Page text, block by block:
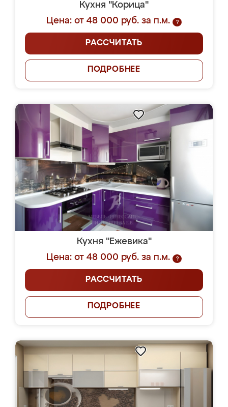
Кухня "Корица"
Цена: от 48 000 руб. за п.м.
?
РАССЧИТАТЬ
ПОДРОБНЕЕ
Кухня "Ежевика"
Цена: от 48 000 руб. за п.м.
?
РАССЧИТАТЬ
ПОДРОБНЕЕ